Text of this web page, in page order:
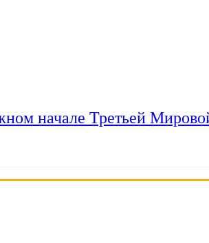
начале Третьей